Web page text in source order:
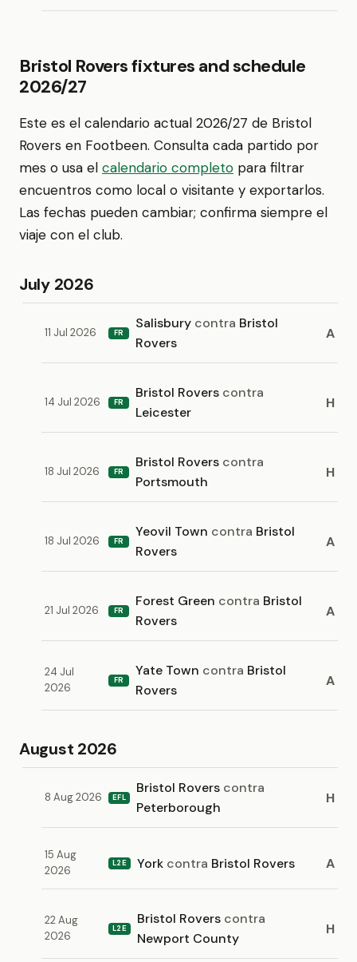
Bristol Rovers fixtures and schedule
2026/27
Este es el calendario actual 2026/27 de Bristol
Rovers en Footbeen. Consulta cada partido por
mes o usa el calendario completo para filtrar
encuentros como local o visitante y exportarlos.
Las fechas pueden cambiar; confirma siempre el
viaje con el club.
July 2026
11 Jul 2026 FR
Salisbury contra Bristol
Rovers
A
14 Jul 2026 FR
Bristol Rovers contra
Leicester
H
18 Jul 2026 FR
Bristol Rovers contra
Portsmouth
H
18 Jul 2026 FR
Yeovil Town contra Bristol
Rovers
A
21 Jul 2026 FR
Forest Green contra Bristol
Rovers
A
24 Jul
2026
FR
Yate Town contra Bristol
Rovers
A
August 2026
8 Aug 2026 EFL
Bristol Rovers contra
Peterborough
H
15 Aug
2026
L2E York contra Bristol Rovers A
22 Aug
2026
L2E
Bristol Rovers contra
Newport County
H